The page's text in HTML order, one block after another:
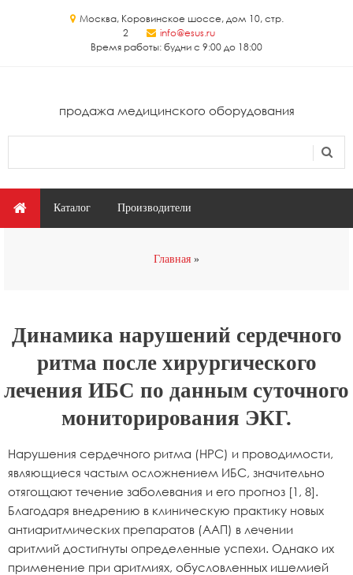
Москва, Коровинское шоссе, дом 10, стр.
2
info@esus.ru
Время работы: будни с 9:00 до 18:00
продажа медицинского оборудования
Главное меню
Каталог Производители
Главная
Динамика нарушений сердечного
ритма после хирургического
лечения ИБС по данным суточного
мониторирования ЭКГ.
Нарушения сердечного ритма (НРС) и проводимости,
являющиеся частым осложнением ИБС, значительно
отягощают течение заболевания и его прогноз [1, 8].
Благодаря внедрению в клиническую практику новых
антиаритмических препаратов (ААП) в лечении
аритмий достигнуты определенные успехи. Однако их
применение при аритмиях, обусловленных ишемией